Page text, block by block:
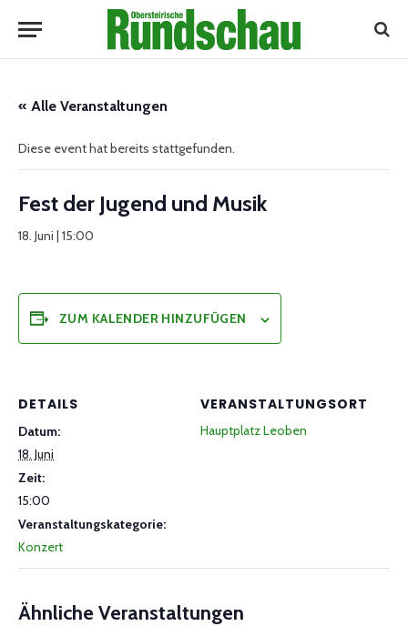
« Alle Veranstaltungen
Diese event hat bereits stattgefunden.
Fest der Jugend und Musik
18. Juni | 15:00
ZUM KALENDER HINZUFÜGEN
DETAILS
Datum:
18. Juni
Zeit:
15:00
Veranstaltungskategorie:
Konzert
VERANSTALTUNGSORT
Hauptplatz Leoben
Ähnliche Veranstaltungen